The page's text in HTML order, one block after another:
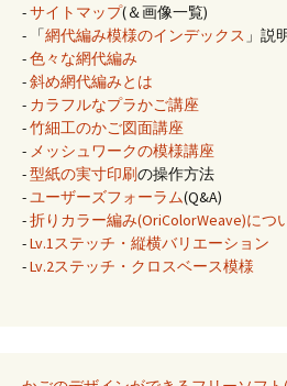
-サイトマップ(＆画像一覧)
- 「網代編み模様のインデックス 」説
-色々な網代編み
-斜め網代編みとは
- カラフルなプラかご講座
-竹細工のかご図面講座
- メッシュワークの模様講座
-型紙の実寸印刷の操作方法
-ユーザーズフォーラム(Q&A)
-折りカラー編み(OriColorWeave)につ
-Lv.1ステッチ・縦横バリエーション
-Lv.2ステッチ・クロスベース模様